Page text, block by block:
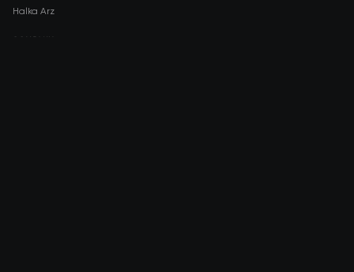
Halka Arz